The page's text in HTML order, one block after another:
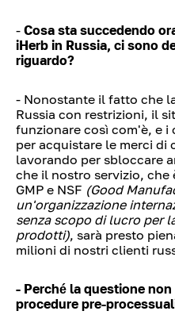
- Cosa sta succedendo
iHerb in Russia, ci sono
riguardo?
- Nonostante il fatto che
Russia con restrizioni, il
funzionare così com'è, e
per acquistare le merci di
lavorando per sbloccare
che il nostro servizio,
GMP e NSF (Good
un'organizzazione
senza scopo di lucro per
prodotti), sarà presto
milioni di nostri clienti
- Perché la questione
procedure pre-